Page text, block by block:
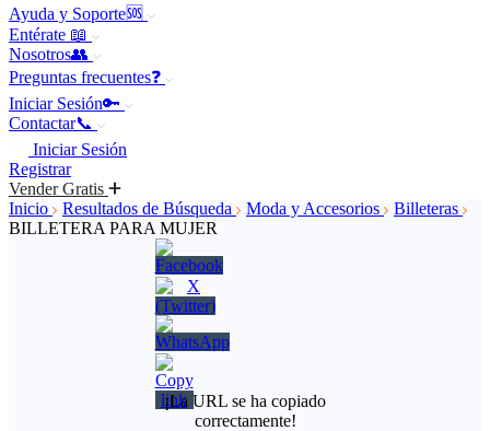
Ayuda y Soporte🆘
Entérate 📖
Nosotros👥
Preguntas frecuentes❓
Iniciar Sesión🔑
Contactar📞
Iniciar Sesión
Registrar
Vender Gratis
Inicio
Resultados de Búsqueda Moda y Accesorios
Billeteras
BILLETERA PARA MUJER
¡La URL se ha copiado
correctamente!